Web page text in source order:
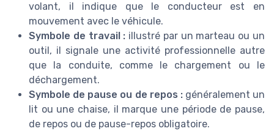
volant, il indique que le conducteur est en
mouvement avec le véhicule.
Symbole de travail : illustré par un marteau ou un
outil, il signale une activité professionnelle autre
que la conduite, comme le chargement ou le
déchargement.
Symbole de pause ou de repos :généralement un
lit ou une chaise, il marque une période de pause,
de repos ou de pause-repos obligatoire.